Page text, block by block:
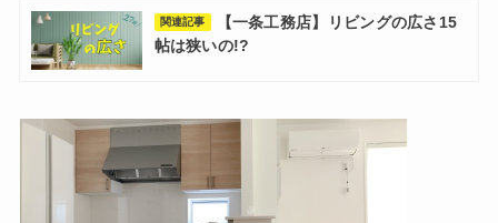
関連記事
【一条工務店】リビングの広さ15
帖は狭いの!?